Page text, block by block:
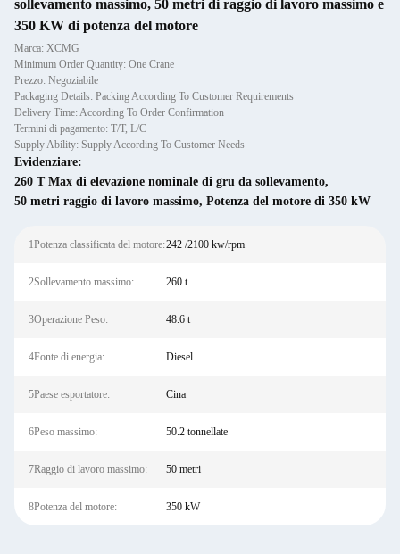
sollevamento massimo, 50 metri di raggio di lavoro massimo e
350 KW di potenza del motore
Marca: XCMG
Minimum Order Quantity: One Crane
Prezzo: Negoziabile
Packaging Details: Packing According To Customer Requirements
Delivery Time: According To Order Confirmation
Termini di pagamento: T/T, L/C
Supply Ability: Supply According To Customer Needs
Evidenziare:
260 T Max di elevazione nominale di gru da sollevamento,
50 metri raggio di lavoro massimo, Potenza del motore di 350 kW
1Potenza classificata del motore:242 /2100 kw/rpm
2Sollevamento massimo: 260 t
3Operazione Peso: 48.6 t
4Fonte di energia: Diesel
5Paese esportatore: Cina
6Peso massimo: 50.2 tonnellate
7Raggio di lavoro massimo: 50 metri
8Potenza del motore: 350 kW